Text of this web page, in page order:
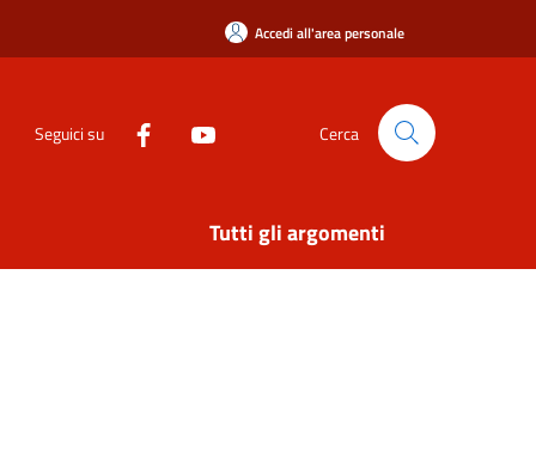
Accedi all'area personale
Seguici su Cerca
Tutti gli argomenti